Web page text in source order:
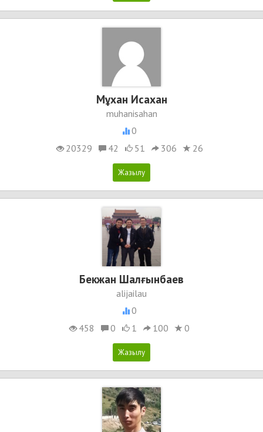
Мұхан Исахан
muhanisahan
0
20329
42 51 306 26
Бекжан Шалғынбаев
alijailau
0
458
0 1 100 0